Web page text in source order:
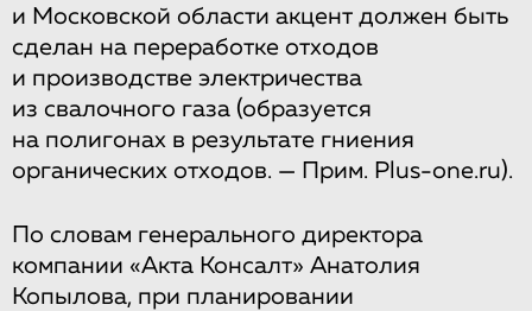
и Московской области акцент должен быть
сделан на переработке отходов
и производстве электричества
из свалочного газа (образуется
на полигонах в результате гниения
органических отходов. — Прим. Plus-one.ru).
По словам генерального директора
компании «Акта Консалт» Анатолия
Копылова, при планировании